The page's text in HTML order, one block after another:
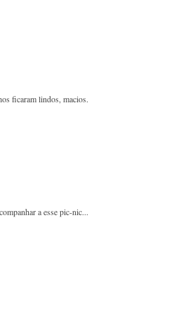
ficaram lindos, macios.
a esse pic-nic...